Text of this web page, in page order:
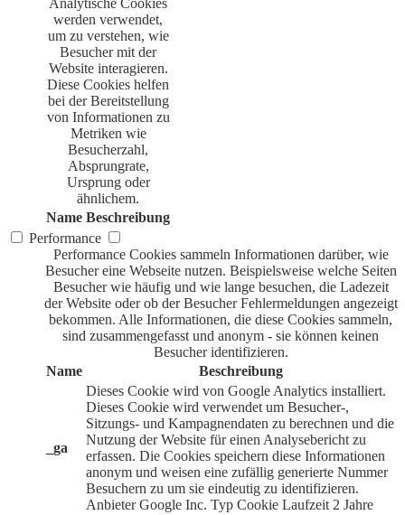
werden verwendet,
um zu verstehen, wie
Besucher mit der
Website interagieren.
Diese Cookies helfen
bei der Bereitstellung
von Informationen zu
Metriken wie
Besucherzahl,
Absprungrate,
Ursprung oder
ähnlichem.
Name Beschreibung
Performance
Performance Cookies sammeln Informationen darüber, wie
Besucher eine Webseite nutzen. Beispielsweise welche Seiten
Besucher wie häufig und wie lange besuchen, die Ladezeit
der Website oder ob der Besucher Fehlermeldungen angezeigt
bekommen. Alle Informationen, die diese Cookies sammeln,
sind zusammengefasst und anonym - sie können keinen
Besucher identifizieren.
Name
Beschreibung
_ga
Dieses Cookie wird von Google Analytics installiert.
Dieses Cookie wird verwendet um Besucher-,
Sitzungs- und Kampagnendaten zu berechnen und die
Nutzung der Website für einen Analysebericht zu
erfassen. Die Cookies speichern diese Informationen
anonym und weisen eine zufällig generierte Nummer
Besuchern zu um sie eindeutig zu identifizieren.
Anbieter Google Inc. Typ Cookie Laufzeit 2 Jahre